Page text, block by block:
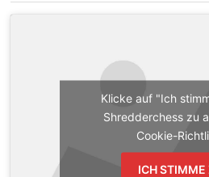
Klicke auf "Ich
Shredderchess zu
Cookie-
ICH STIMME